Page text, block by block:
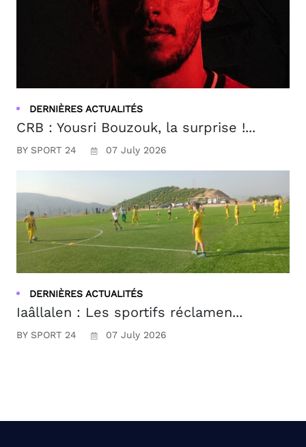
DERNIÈRES ACTUALITÉS
CRB : Yousri Bouzouk, la surprise !...
BY SPORT 24 07 July 2026
DERNIÈRES ACTUALITÉS
Iaâllalen : Les sportifs réclamen...
BY SPORT 24 07 July 2026